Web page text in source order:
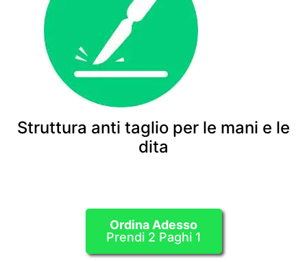
Struttura anti taglio per le mani e le
dita
Ordina Adesso
Prendi 2 Paghi 1